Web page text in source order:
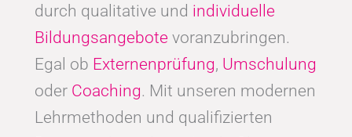
durch qualitative und individuelle
Bildungsangebote voranzubringen.
Egal ob Externenprüfung, Umschulung
oder Coaching. Mit unseren modernen
Lehrmethoden und qualifizierten